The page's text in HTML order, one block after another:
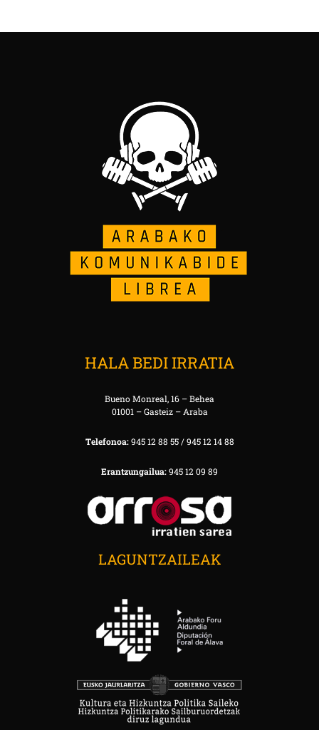
HALA BEDI IRRATIA
Bueno Monreal, 16 – Behea
01001 – Gasteiz – Araba
Telefonoa:945 12 88 55 / 945 12 14 88
Erantzungailua:945 12 09 89
LAGUNTZAILEAK